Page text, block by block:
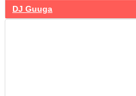
DJ Guuga